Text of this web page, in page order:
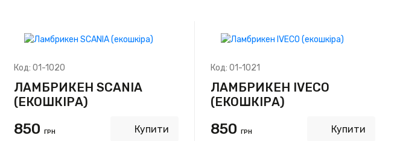
Код: 01-1020
ЛАМБРИКЕН SCANIA
(ЕКОШКІРА)
850 ГРН Купити
Код: 01-1021
ЛАМБРИКЕН IVECO
(ЕКОШКІРА)
850 ГРН Купити